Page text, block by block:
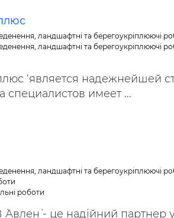
ландшафтні та берегоукріплюючі
ландшафтні та берегоукріплюючі
‘является надежнейшей
специалистов имеет ...
ландшафтні та берегоукріплюючі
роботи
- це надійний партнер